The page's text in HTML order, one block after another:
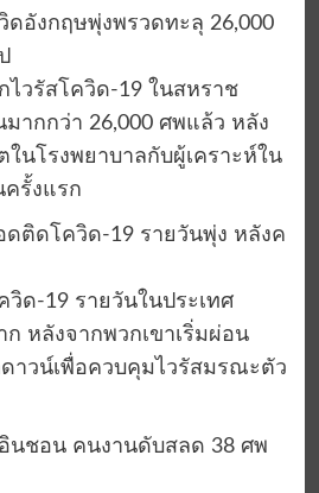
ดอังกฤษพุ่งพรวดทะลุ 26,000
ไวรัสโควิด-19 ในสหราช
ากกว่า 26,000 ศพแล้ว หลัง
ในโรงพยาบาลกับผู้เคราะห์ใน
ครั้งแรก
ดติดโควิด-19 รายวันพุ่ง หลังค
วิด-19 รายวันในประเทศ
หลังจากพวกเขาเริ่มผ่อน
าวน์เพื่อควบคุมไวรัสมรณะตัว
นชอน คนงานดับสลด 38 ศพ